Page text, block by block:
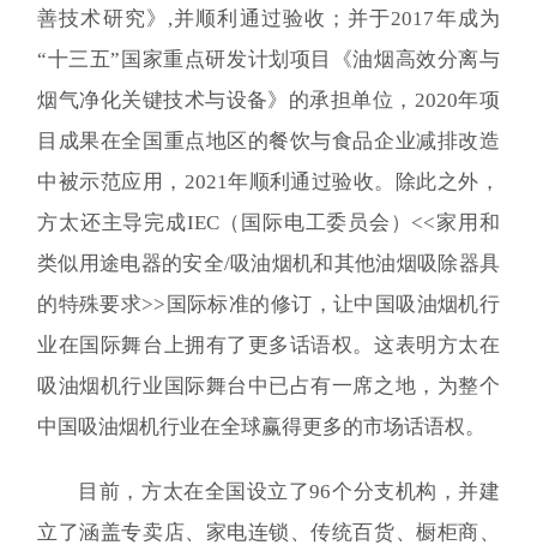
善技术研究》,并顺利通过验收；并于2017年成为
“十三五”国家重点研发计划项目《油烟高效分离与
烟气净化关键技术与设备》的承担单位，2020年项
目成果在全国重点地区的餐饮与食品企业减排改造
中被示范应用，2021年顺利通过验收。除此之外，
方太还主导完成IEC（国际电工委员会）<<家用和
类似用途电器的安全/吸油烟机和其他油烟吸除器具
的特殊要求>>国际标准的修订，让中国吸油烟机行
业在国际舞台上拥有了更多话语权。这表明方太在
吸油烟机行业国际舞台中已占有一席之地，为整个
中国吸油烟机行业在全球赢得更多的市场话语权。
目前，方太在全国设立了96个分支机构，并建
立了涵盖专卖店、家电连锁、传统百货、橱柜商、